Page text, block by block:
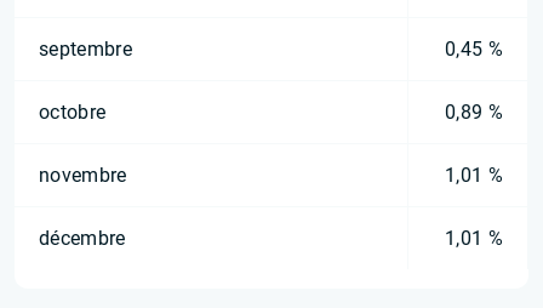
septembre 0,45 %
octobre 0,89 %
novembre 1,01 %
décembre 1,01 %